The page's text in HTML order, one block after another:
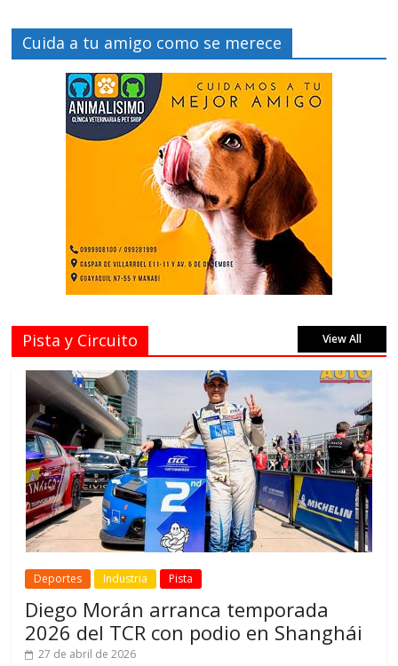
Cuida a tu amigo como se merece
Pista y Circuito View All
Deportes Industria Pista
Diego Morán arranca temporada
2026 del TCR con podio en Shanghái
27 de abril de 2026